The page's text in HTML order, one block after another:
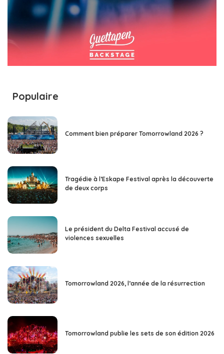
Populaire
Comment bien préparer Tomorrowland 2026 ?
Tragédie à l’Eskape Festival après la découverte
de deux corps
Le président du Delta Festival accusé de
violences sexuelles
Tomorrowland 2026, l’année de la résurrection
Tomorrowland publie les sets de son édition 2026